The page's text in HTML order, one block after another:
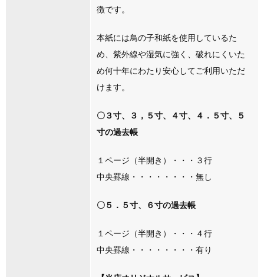
徴です。
本紙には鳥の子和紙を使用しているた
め、紫外線や湿気に強く、破れにくいた
め何十年にわたり安心してご利用いただ
けます。
〇３寸、３，５寸、４寸、４．５寸、５
寸の過去帳
１ページ（半開き）・・・３行
中央罫線・・・・・・・・無し
〇５．５寸、６寸の過去帳
１ページ（半開き）・・・４行
中央罫線・・・・・・・・有り